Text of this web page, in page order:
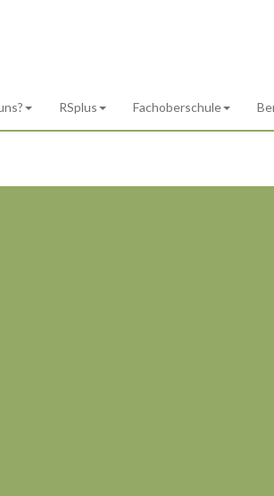
RSplus Fachoberschule